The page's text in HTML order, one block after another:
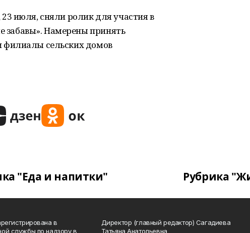
июля, сняли ролик для участия в
Намерены принять
филиалы сельских домов
"Еда и напитки" Рубрика
в
службы по надзору в
Директор (главный редактор) Сагадиева
Татьяна Анатольевна